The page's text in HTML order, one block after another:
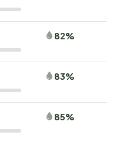
82%
83%
85%